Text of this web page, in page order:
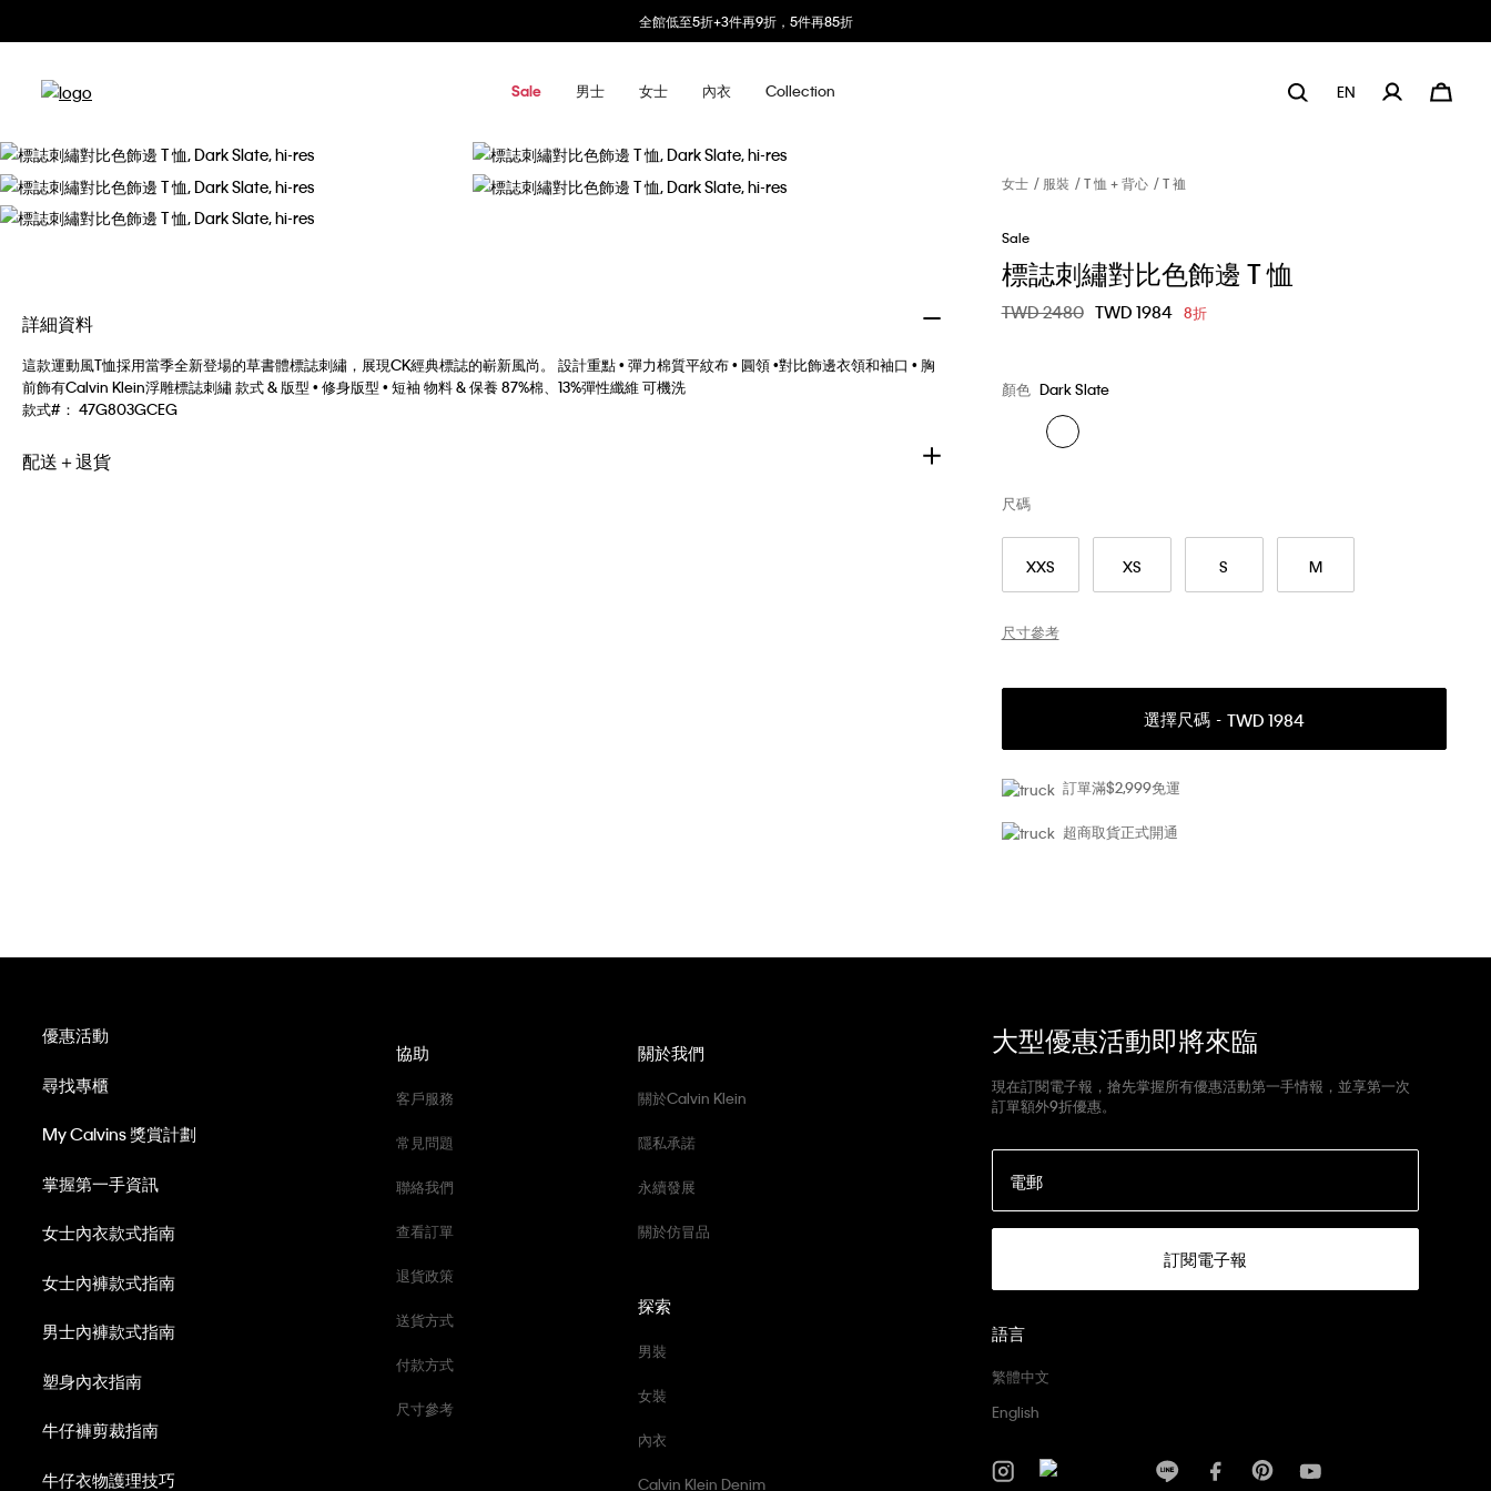
全館低至5折+3件再9折，5件再85折
Sale 男士 女士 內衣 Collection EN
詳細資料
這款運動風T恤採用當季全新登場的草書體標誌刺繡，展現CK經典標誌的嶄新風尚。 設計重點 • 彈力棉質平紋布 • 圓領 •對比飾邊衣領和袖口 • 胸
前飾有Calvin Klein浮雕標誌刺繡 款式 & 版型 • 修身版型 • 短袖 物料 & 保養 87%棉、13%彈性纖維 可機洗
款式#： 47G803GCEG
配送＋退貨
女士 服裝 T 恤 + 背心 T 裇
Sale
標誌刺繡對比色飾邊 T 恤
價格扣減從
TWD 2480至TWD 1984 8折
顏色 Dark Slate
XXS XS S M
尺碼
尺寸參考
選擇尺碼 TWD 1984
訂單滿$2,999免運
超商取貨正式開通
大型優惠活動即將來臨
現在訂閱電子報，搶先掌握所有優惠活動第一手情報，並享第一次
訂單額外9折優惠。
電郵
訂閱電子報
語言
繁體中文
English
協助
客戶服務
常見問題
聯絡我們
查看訂單
退貨政策
送貨方式
付款方式
尺寸參考
優惠活動
尋找專櫃
My Calvins 獎賞計劃
掌握第一手資訊
女士內衣款式指南
女士內褲款式指南
男士內褲款式指南
塑身內衣指南
牛仔褲剪裁指南
牛仔衣物護理技巧
探索
男裝
女裝
內衣
Calvin Klein Denim
關於我們
關於Calvin Klein
隱私承諾
永續發展
關於仿冒品